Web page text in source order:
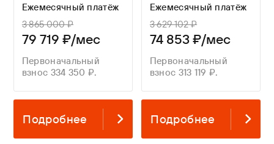
SMCU4
Ежемесячный платёж
3 865 000 ₽
79 719 ₽/мес
Первоначальный
взнос 334 350 ₽.
Подробнее
(Хелфиммер)
SMCD3 ADR
Ежемесячный платёж
3 629 102 ₽
74 853 ₽/мес
Первоначальный
взнос 313 119 ₽.
Подробнее